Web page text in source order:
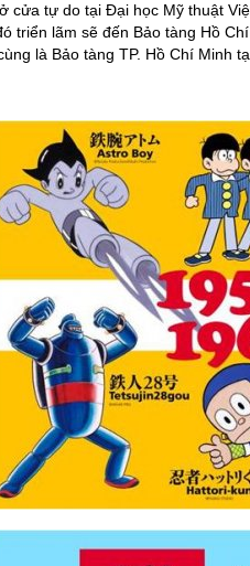
cửa tự do tại Đại học Mỹ thuật
triển lãm sẽ đến Bảo tàng Hồ
là Bảo tàng TP. Hồ Chí Minh